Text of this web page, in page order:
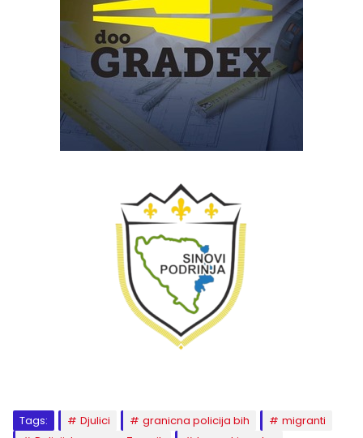
Tags: Djulici granicna policija bih
migranti